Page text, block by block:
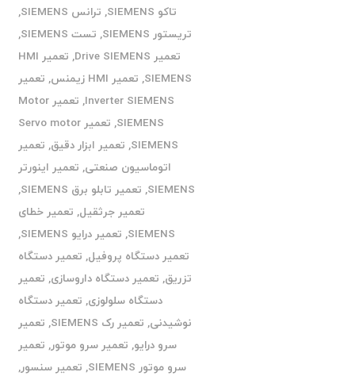
تاکو SIEMENS
, ترانس SIEMENS
,
تریستور SIEMENS
, تست SIEMENS
,
تعمیر Drive SIEMENS
,
تعمیر HMI
SIEMENS
, تعمیر HMI زیمنس , تعمیر
Inverter SIEMENS
,
تعمیر Motor
SIEMENS
,
تعمیر Servo motor
SIEMENS
, تعمیر ابزار دقیق, تعمیر
اتوماسیون صنعتی, تعمیر اینورتر
SIEMENS
, تعمیر تابلو برق SIEMENS
,
تعمیر جرثقیل, تعمیر خطای
SIEMENS
, تعمیر درایو SIEMENS
,
تعمیر دستگاه پروفیل, تعمیر دستگاه
تزریق, تعمیر دستگاه داروسازی, تعمیر
دستگاه سلولوزی, تعمیر دستگاه
نوشیدنی, تعمیر رک SIEMENS , تعمیر
سرو درایو, تعمیر سرو موتور, تعمیر
سرو موتور SIEMENS
, تعمیر سنسور,